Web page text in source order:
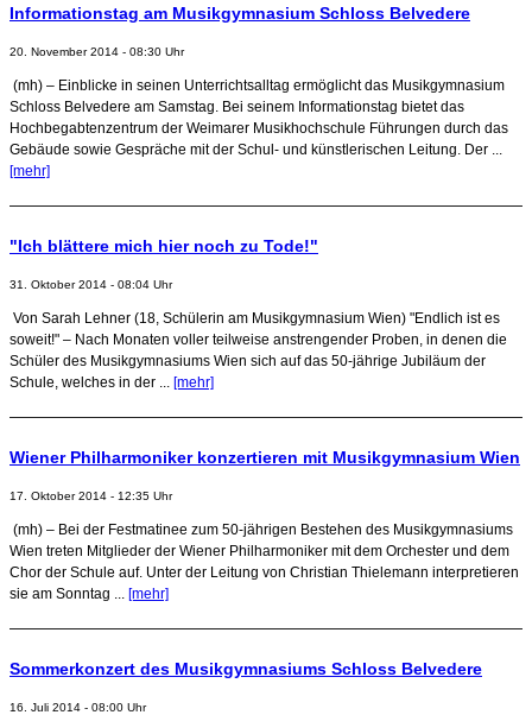
Informationstag am Musikgymnasium Schloss Belvedere
20. November 2014 - 08:30 Uhr
(mh) – Einblicke in seinen Unterrichtsalltag ermöglicht das Musikgymnasium
Schloss Belvedere am Samstag. Bei seinem Informationstag bietet das
Hochbegabtenzentrum der Weimarer Musikhochschule Führungen durch das
Gebäude sowie Gespräche mit der Schul- und künstlerischen Leitung. Der ...
[mehr]
"Ich blättere mich hier noch zu Tode!"
31. Oktober 2014 - 08:04 Uhr
Von Sarah Lehner (18, Schülerin am Musikgymnasium Wien) "Endlich ist es
soweit!" – Nach Monaten voller teilweise anstrengender Proben, in denen die
Schüler des Musikgymnasiums Wien sich auf das 50-jährige Jubiläum der
Schule, welches in der ... [mehr]
Wiener Philharmoniker konzertieren mit Musikgymnasium Wien
17. Oktober 2014 - 12:35 Uhr
(mh) – Bei der Festmatinee zum 50-jährigen Bestehen des Musikgymnasiums
Wien treten Mitglieder der Wiener Philharmoniker mit dem Orchester und dem
Chor der Schule auf. Unter der Leitung von Christian Thielemann interpretieren
sie am Sonntag ... [mehr]
Sommerkonzert des Musikgymnasiums Schloss Belvedere
16. Juli 2014 - 08:00 Uhr